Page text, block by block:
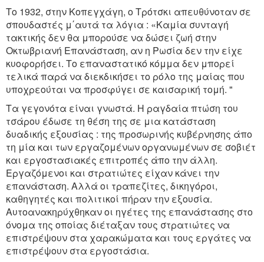
Το 1932, στην Κοπεγχάγη, ο Τρότσκι απευθύνοταν σε
σπουδαστές μ΄αυτά τα λόγια : «Καμία συνταγή
τακτικής δεν θα μπορούσε να δώσει ζωή στην
Οκτωβριανή Επανάσταση, αν η Ρωσία δεν την είχε
κυοφορήσει. Το επαναστατικό κόμμα δεν μπορεί
τελικά παρά να διεκδικήσει το ρόλο της μαίας που
υποχρεούται να προσφύγει σε καισαρική τομή. "
Τα γεγονότα είναι γνωστά. Η ραγδαία πτώση του
τσάρου έδωσε τη θέση της σε μια κατάσταση
δυαδικής εξουσίας : της προσωρινής κυβέρνησης άπο
τη μία και των εργαζομένων οργανωμένων σε σοβιέτ
και εργοστασιακές επιτροπές άπο την άλλη.
Εργαζόμενοι και στρατιώτες είχαν κάνει την
επανάσταση. Αλλά οι τραπεζίτες, δικηγόροι,
καθηγητές και πολιτικοί πήραν την εξουσία.
Αυτοανακηρύχθηκαν οι ηγέτες της επανάστασης στο
όνομα της οποίας διέταξαν τους στρατιώτες να
επιστρέψουν στα χαρακώματα και τους εργάτες να
επιστρέψουν στα εργοστάσια.